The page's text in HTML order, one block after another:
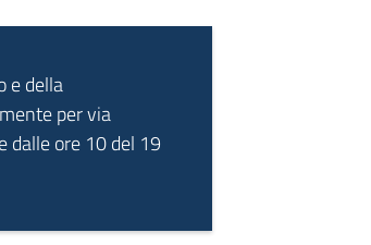
e della
per via
dalle ore 10 del 19